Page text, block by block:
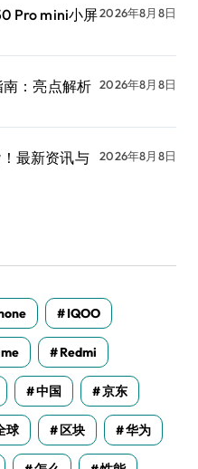
Pro mini小屏2026年8月8日
：亮点解析 2026年8月8日
最新资讯与
2026年8月8日
IQOO
Redmi
中国 京东
球 区块 华为